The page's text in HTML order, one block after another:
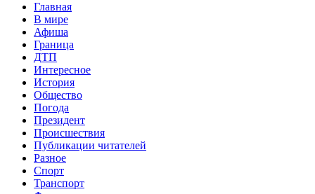
Главная
В мире
Афиша
Граница
ДТП
Интересное
История
Общество
Погода
Президент
Происшествия
Публикации читателей
Разное
Спорт
Транспорт